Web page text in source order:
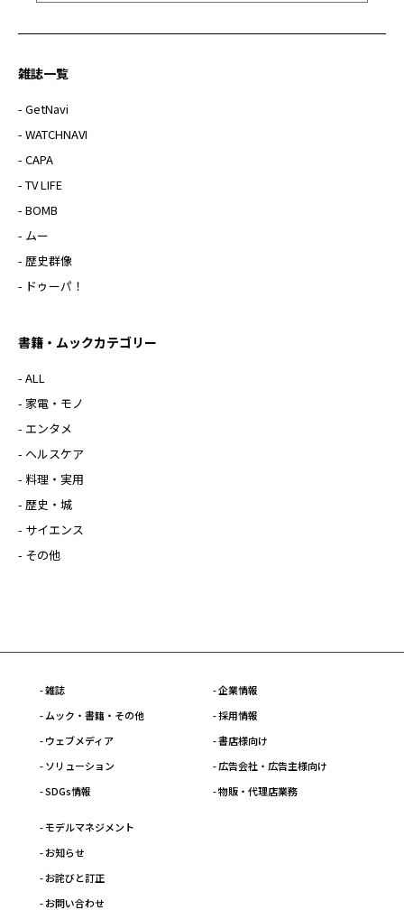
雑誌一覧
- GetNavi
- WATCHNAVI
- CAPA
- TV LIFE
- BOMB
- ムー
- 歴史群像
- ドゥーパ！
書籍・ムックカテゴリー
- ALL
- 家電・モノ
- エンタメ
- ヘルスケア
- 料理・実用
- 歴史・城
- サイエンス
- その他
- 雑誌
- ムック・書籍・その他
- ウェブメディア
- ソリューション
- SDGs情報
- 企業情報
- 採用情報
- 書店様向け
- 広告会社・広告主様向け
- 物販・代理店業務
- モデルマネジメント
- お知らせ
- お詫びと訂正
- お問い合わせ